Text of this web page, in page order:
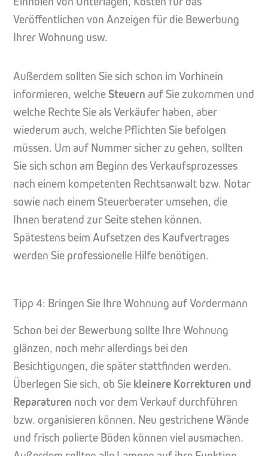
Veröffentlichen von Anzeigen für die Bewerbung
Ihrer Wohnung usw.
Außerdem sollten Sie sich schon im Vorhinein
informieren, welche Steuern auf Sie zukommen und
welche Rechte Sie als Verkäufer haben, aber
wiederum auch, welche Pflichten Sie befolgen
müssen. Um auf Nummer sicher zu gehen, sollten
Sie sich schon am Beginn des Verkaufsprozesses
nach einem kompetenten Rechtsanwalt bzw. Notar
sowie nach einem Steuerberater umsehen, die
Ihnen beratend zur Seite stehen können.
Spätestens beim Aufsetzen des Kaufvertrages
werden Sie professionelle Hilfe benötigen.
Tipp 4: Bringen Sie Ihre Wohnung auf Vordermann
Schon bei der Bewerbung sollte Ihre Wohnung
glänzen, noch mehr allerdings bei den
Besichtigungen, die später stattfinden werden.
Überlegen Sie sich, ob Sie kleinere Korrekturen und
Reparaturen noch vor dem Verkauf durchführen
bzw. organisieren können. Neu gestrichene Wände
und frisch polierte Böden können viel ausmachen.